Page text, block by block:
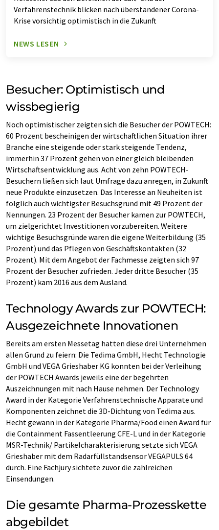
Verfahrenstechnik blicken nach überstandener Corona-
Krise vorsichtig optimistisch in die Zukunft
NEWS LESEN
Besucher: Optimistisch und
wissbegierig
Noch optimistischer zeigten sich die Besucher der POWTECH:
60 Prozent bescheinigen der wirtschaftlichen Situation ihrer
Branche eine steigende oder stark steigende Tendenz,
immerhin 37 Prozent gehen von einer gleich bleibenden
Wirtschaftsentwicklung aus. Acht von zehn POWTECH-
Besuchern ließen sich laut Umfrage dazu anregen, in Zukunft
neue Produkte einzusetzen. Das Interesse an Neuheiten ist
folglich auch wichtigster Besuchsgrund mit 49 Prozent der
Nennungen. 23 Prozent der Besucher kamen zur POWTECH,
um zielgerichtet Investitionen vorzubereiten. Weitere
wichtige Besuchsgründe waren die eigene Weiterbildung (35
Prozent) und das Pflegen von Geschäftskontakten (32
Prozent). Mit dem Angebot der Fachmesse zeigten sich 97
Prozent der Besucher zufrieden. Jeder dritte Besucher (35
Prozent) kam 2016 aus dem Ausland.
Technology Awards zur POWTECH:
Ausgezeichnete Innovationen
Bereits am ersten Messetag hatten diese drei Unternehmen
allen Grund zu feiern: Die Tedima GmbH, Hecht Technologie
GmbH und VEGA Grieshaber KG konnten bei der Verleihung
der POWTECH Awards jeweils eine der begehrten
Auszeichnungen mit nach Hause nehmen. Der Technology
Award in der Kategorie Verfahrenstechnische Apparate und
Komponenten zeichnet die 3D-Dichtung von Tedima aus.
Hecht gewann in der Kategorie Pharma/Food einen Award für
die Containment Fassentleerung CFE-L und in der Kategorie
MSR-Technik/ Partikelcharakterisierung setzte sich VEGA
Grieshaber mit dem Radarfüllstandsensor VEGAPULS 64
durch. Eine Fachjury sichtete zuvor die zahlreichen
Einsendungen.
Die gesamte Pharma-Prozesskette
abgebildet